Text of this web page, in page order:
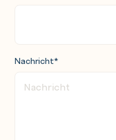
Nachricht*